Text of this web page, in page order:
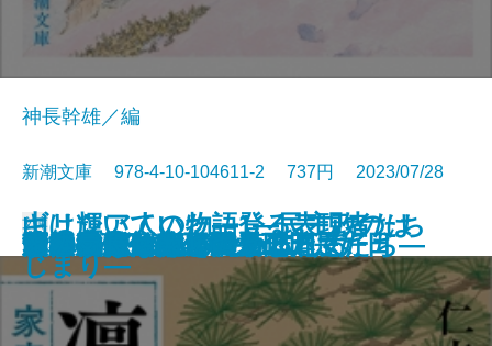
サキの忘れ物
沙林 偽りの王国〔上〕
沙林 偽りの王国〔下〕
舞姫
キリング・ヒル
ウナギが故郷に帰るとき
金春屋ゴメス 因果の刀
夏の約束、水の聲
母影
山は輝いていた―登る表現者たち
十三人の断章―
神長幹雄／編
新潮文庫 978-4-10-104611-2 737円 2023/07/28
文庫
凜と咲け―家康の愛した女たち―
ギリシア人の物語1―民主政のは
じまり―
芽吹長屋仕合せ帖 日日是好日
湖の女たち
脳はみんな病んでいる
ひとすじの光を辿れ
すべてはエマのために
幽世の薬剤師4
とわの庭
この気持ちもいつか忘れる